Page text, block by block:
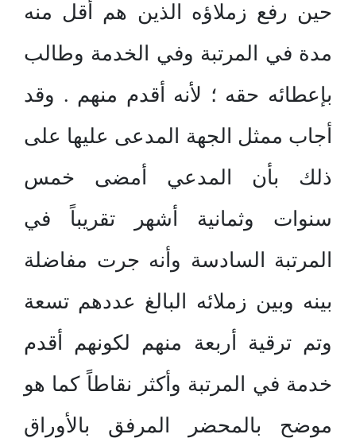
حين رفع زملاؤه الذين هم أقل منه
مدة في المرتبة وفي الخدمة وطالب
بإعطائه حقه ؛ لأنه أقدم منهم . وقد
أجاب ممثل الجهة المدعى عليها على
ذلك بأن المدعي أمضى خمس
سنوات وثمانية أشهر تقريباً في
المرتبة السادسة وأنه جرت مفاضلة
بينه وبين زملائه البالغ عددهم تسعة
وتم ترقية أربعة منهم لكونهم أقدم
خدمة في المرتبة وأكثر نقاطاً كما هو
موضح بالمحضر المرفق بالأوراق